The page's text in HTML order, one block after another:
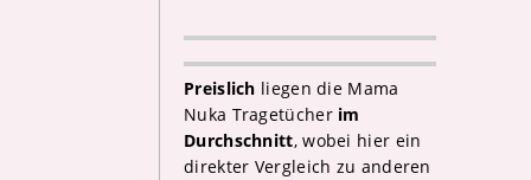
Preislich liegen die Mama
Nuka Tragetücher im
Durchschnitt, wobei hier ein
direkter Vergleich zu anderen